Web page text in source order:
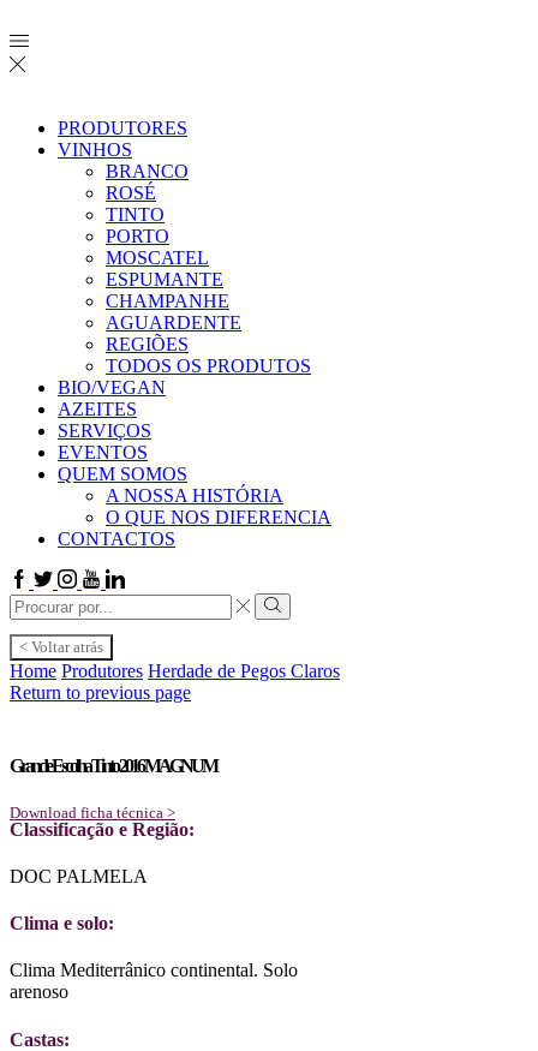
PRODUTORES
VINHOS
BRANCO
ROSÉ
TINTO
PORTO
MOSCATEL
ESPUMANTE
CHAMPANHE
AGUARDENTE
REGIÕES
TODOS OS PRODUTOS
BIO/VEGAN
AZEITES
SERVIÇOS
EVENTOS
QUEM SOMOS
A NOSSA HISTÓRIA
O QUE NOS DIFERENCIA
CONTACTOS
Facebook
TwitterInstagram
Youtube
Linkedin
Search
input
Search
< Voltar atrás
Home Produtores Herdade de Pegos Claros
Return to previous page
Grande Escolha Tinto 2016 MAGNUM
Download ficha técnica >
Classificação e Região:
DOC PALMELA
Clima e solo:
Clima Mediterrânico continental. Solo
arenoso
Castas: